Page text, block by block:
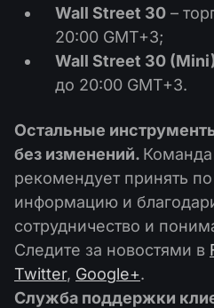
Wall Street 30 –
20:00 GMT+3;
Wall Street 30
до 20:00 GMT+3.
Остальные
без изменений.
рекомендует принять
информацию и
сотрудничество и
Следите за новостями в
Twitter, Google+.
Служба поддержки